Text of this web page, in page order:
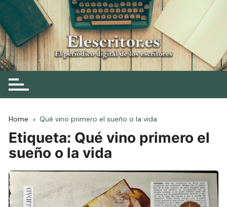
Skip
to
content
Elescritor.es
El periódico digital de los escritores
Home Qué vino primero el sueño o la vida
Etiqueta: Qué vino primero el
sueño o la vida